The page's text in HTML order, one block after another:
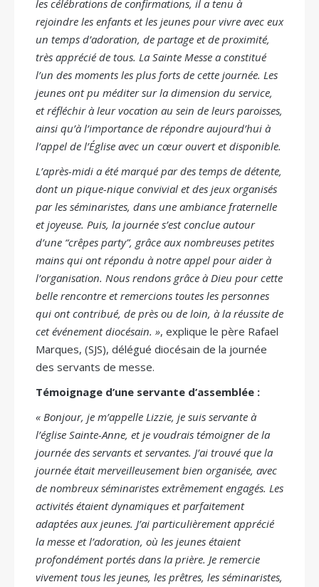
les célébrations de confirmations, il a tenu à
rejoindre les enfants et les jeunes pour vivre avec eux
un temps d’adoration, de partage et de proximité,
très apprécié de tous. La Sainte Messe a constitué
l’un des moments les plus forts de cette journée. Les
jeunes ont pu méditer sur la dimension du service,
et réfléchir à leur vocation au sein de leurs paroisses,
ainsi qu’à l’importance de répondre aujourd’hui à
l’appel de l’Église avec un cœur ouvert et disponible.
L’après-midi a été marqué par des temps de détente,
dont un pique-nique convivial et des jeux organisés
par les séminaristes, dans une ambiance fraternelle
et joyeuse. Puis, la journée s’est conclue autour
d’une “crêpes party”, grâce aux nombreuses petites
mains qui ont répondu à notre appel pour aider à
l’organisation. Nous rendons grâce à Dieu pour cette
belle rencontre et remercions toutes les personnes
qui ont contribué, de près ou de loin, à la réussite de
cet événement diocésain. », explique le père Rafael
Marques, (SJS), délégué diocésain de la journée
des servants de messe.
Témoignage d’une servante d’assemblée :
« Bonjour, je m’appelle Lizzie, je suis servante à
l’église Sainte-Anne, et je voudrais témoigner de la
journée des servants et servantes. J’ai trouvé que la
journée était merveilleusement bien organisée, avec
de nombreux séminaristes extrêmement engagés. Les
activités étaient dynamiques et parfaitement
adaptées aux jeunes. J’ai particulièrement apprécié
la messe et l’adoration, où les jeunes étaient
profondément portés dans la prière. Je remercie
vivement tous les jeunes, les prêtres, les séminaristes,